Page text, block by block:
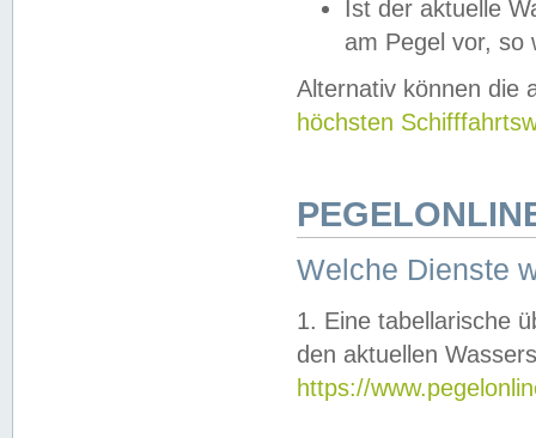
Ist der aktuelle
am Pegel vor,
Alternativ können die
höchsten
Welche Dienste
1. Eine tabellarische
den aktuellen
https://